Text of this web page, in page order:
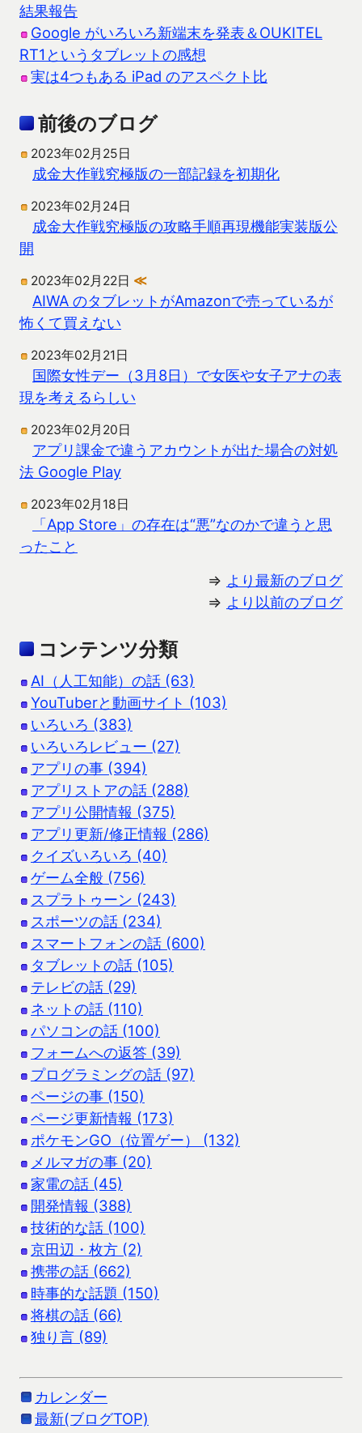
結果報告
Google がいろいろ新端末を発表＆OUKITEL
RT1というタブレットの感想
実は4つもある iPad のアスペクト比
前後のブログ
2023年02月25日
成金大作戦究極版の一部記録を初期化
2023年02月24日
成金大作戦究極版の攻略手順再現機能実装版公
開
2023年02月22日 ≪
AIWA のタブレットがAmazonで売っているが
怖くて買えない
2023年02月21日
国際女性デー（3月8日）で女医や女子アナの表
現を考えるらしい
2023年02月20日
アプリ課金で違うアカウントが出た場合の対処
法 Google Play
2023年02月18日
「App Store」の存在は“悪”なのかで違うと思
ったこと
⇒ より最新のブログ
⇒ より以前のブログ
コンテンツ分類
AI（人工知能）の話 (63)
YouTuberと動画サイト (103)
いろいろ (383)
いろいろレビュー (27)
アプリの事 (394)
アプリストアの話 (288)
アプリ公開情報 (375)
アプリ更新/修正情報 (286)
クイズいろいろ (40)
ゲーム全般 (756)
スプラトゥーン (243)
スポーツの話 (234)
スマートフォンの話 (600)
タブレットの話 (105)
テレビの話 (29)
ネットの話 (110)
パソコンの話 (100)
フォームへの返答 (39)
プログラミングの話 (97)
ページの事 (150)
ページ更新情報 (173)
ポケモンGO（位置ゲー） (132)
メルマガの事 (20)
家電の話 (45)
開発情報 (388)
技術的な話 (100)
京田辺・枚方 (2)
携帯の話 (662)
時事的な話題 (150)
将棋の話 (66)
独り言 (89)
カレンダー
最新(ブログTOP)